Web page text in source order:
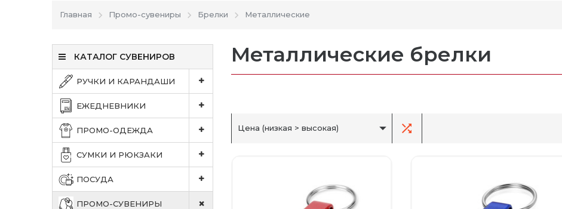
Главная Промо-сувениры Брелки Металлические
КАТАЛОГ СУВЕНИРОВ
РУЧКИ И КАРАНДАШИ
ЕЖЕДНЕВНИКИ
ПРОМО-ОДЕЖДА
СУМКИ И РЮКЗАКИ
ПОСУДА
ПРОМО-СУВЕНИРЫ
Металлические брелки
Цена (низкая > высокая)